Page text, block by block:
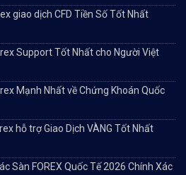
giao dịch CFD Tiền Số Tốt Nhất
Support Tốt Nhất cho Người Việt
Mạnh Nhất về Chứng Khoán Quốc
hỗ trợ Giao Dịch VÀNG Tốt Nhất
Sàn FOREX Quốc Tế 2026 Chính Xác